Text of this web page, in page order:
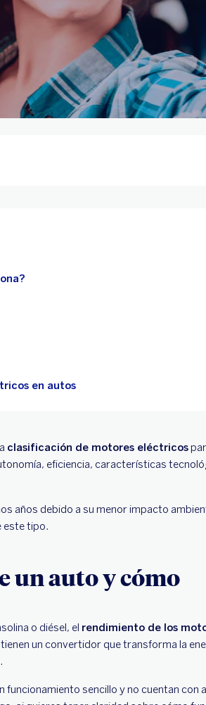
en autos
clasificación de motores eléctricos
eficiencia, características
años debido a su menor impacto
este tipo.
un auto y cómo
o diésel, el rendimiento de los
un convertidor que transforma la
sencillo y no cuentan con